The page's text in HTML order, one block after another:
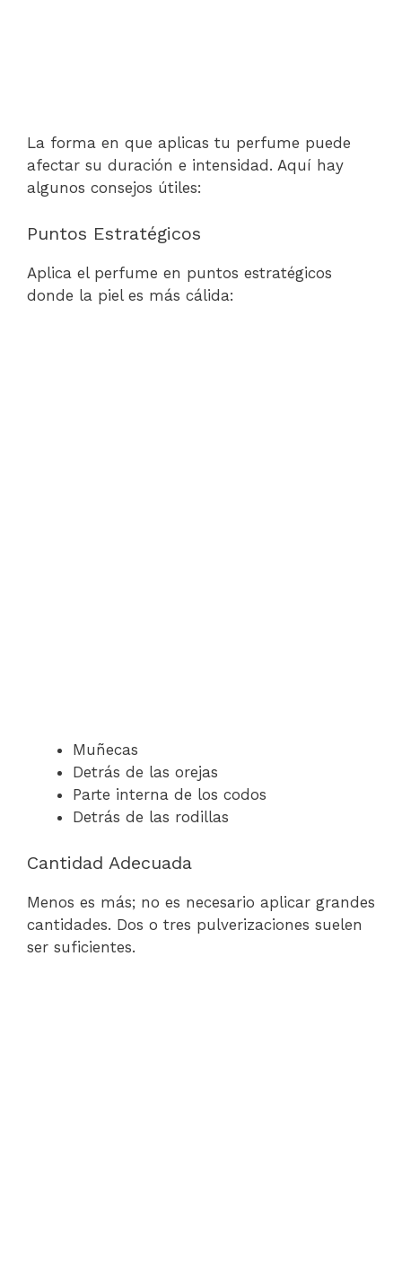
La forma en que aplicas tu perfume puede
afectar su duración e intensidad. Aquí hay
algunos consejos útiles:
Puntos Estratégicos
Aplica el perfume en puntos estratégicos
donde la piel es más cálida:
Muñecas
Detrás de las orejas
Parte interna de los codos
Detrás de las rodillas
Cantidad Adecuada
Menos es más; no es necesario aplicar grandes
cantidades. Dos o tres pulverizaciones suelen
ser suficientes.